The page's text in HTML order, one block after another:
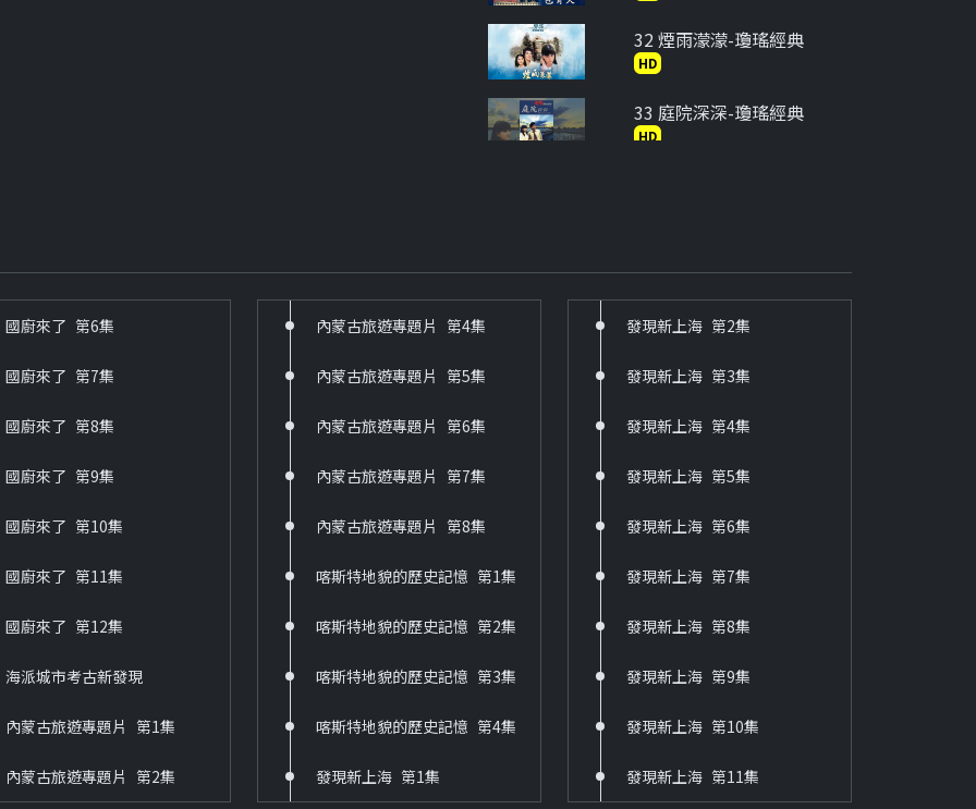
32 煙雨濛濛-瓊瑤經典
HD
33 庭院深深-瓊瑤經典
HD
36 六個夢-啞妻
HD
38 台灣靈異事件
HD
40 新兵日記
HD
60 戲說台灣
國廚來了_第6集
國廚來了_第7集
國廚來了_第8集
國廚來了_第9集
國廚來了_第10集
國廚來了_第11集
國廚來了_第12集
海派城市考古新發現
內蒙古旅遊專題片_第1集
內蒙古旅遊專題片_第2集
內蒙古旅遊專題片_第4集
內蒙古旅遊專題片_第5集
內蒙古旅遊專題片_第6集
內蒙古旅遊專題片_第7集
內蒙古旅遊專題片_第8集
喀斯特地貌的歷史記憶_第1集
喀斯特地貌的歷史記憶_第2集
喀斯特地貌的歷史記憶_第3集
喀斯特地貌的歷史記憶_第4集
發現新上海_第1集
發現新上海_第2集
發現新上海_第3集
發現新上海_第4集
發現新上海_第5集
發現新上海_第6集
發現新上海_第7集
發現新上海_第8集
發現新上海_第9集
發現新上海_第10集
發現新上海_第11集